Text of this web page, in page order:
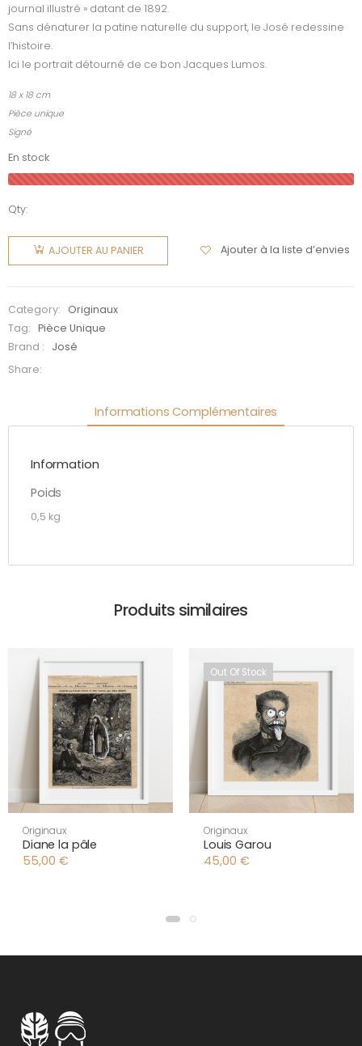
journal illustré » datant de 1892.
Sans dénaturer la patine naturelle du support, le José redessine
l’histoire.
Ici le portrait détourné de ce bon Jacques Lumos.
18 x 18 cm
Pièce unique
Signé
En stock
Qty:
quantité
de
Jacques
AJOUTER AU PANIER Ajouter à la liste d’envies
Category:
Originaux
Tag:
Pièce Unique
Brand :
José
Share:
Informations Complémentaires
Information
Poids
0,5 kg
Produits similaires
Originaux
Diane la pâle
55,00 €
Out Of Stock
Originaux
Louis Garou
45,00 €